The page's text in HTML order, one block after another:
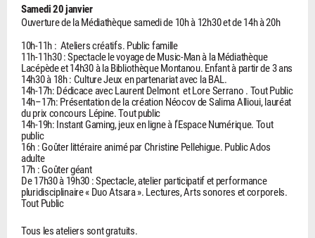
Samedi 20 janvier
Ouverture de la Médiathèque samedi de 10h à 12h30 et de 14h à 20h
10h-11h : Ateliers créatifs. Public famille
11h-11h30 : Spectacle le voyage de Music-Man à la Médiathèque
Lacépède et 14h30 à la Bibliothèque Montanou. Enfant à partir de 3 ans
14h30 à 18h : Culture Jeux en partenariat avec la BAL.
14h-17h: Dédicace avec Laurent Delmont et Lore Serrano . Tout Public
14h–17h: Présentation de la création Néocov de Salima Allioui, lauréat
du prix concours Lépine. Tout public
14h-19h: Instant Gaming, jeux en ligne à l’Espace Numérique. Tout
public
16h : Goûter littéraire animé par Christine Pellehigue. Public Ados
adulte
17h : Goûter géant
De 17h30 à 19h30 : Spectacle, atelier participatif et performance
pluridisciplinaire « Duo Atsara ». Lectures, Arts sonores et corporels.
Tout Public
Tous les ateliers sont gratuits.